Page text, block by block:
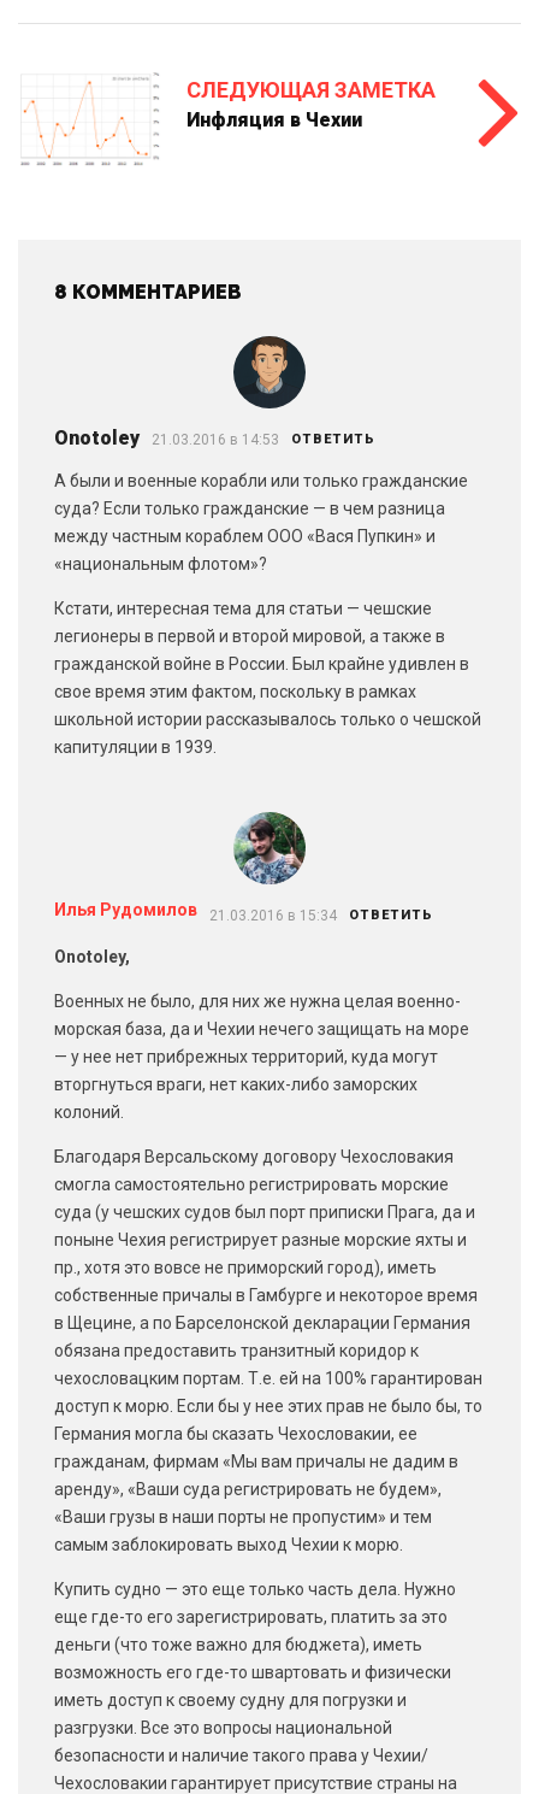
СЛЕДУЮЩАЯ ЗАМЕТКА
Инфляция в Чехии
8 КОММЕНТАРИЕВ
Onotoley 21.03.2016 в 14:53 ОТВЕТИТЬ
А были и военные корабли или только гражданские
суда? Если только гражданские — в чем разница
между частным кораблем ООО «Вася Пупкин» и
«национальным флотом»?
Кстати, интересная тема для статьи — чешские
легионеры в первой и второй мировой, а также в
гражданской войне в России. Был крайне удивлен в
свое время этим фактом, поскольку в рамках
школьной истории рассказывалось только о чешской
капитуляции в 1939.
Илья Рудомилов 21.03.2016 в 15:34 ОТВЕТИТЬ
Onotoley,
Военных не было, для них же нужна целая военно-
морская база, да и Чехии нечего защищать на море
— у нее нет прибрежных территорий, куда могут
вторгнуться враги, нет каких-либо заморских
колоний.
Благодаря Версальскому договору Чехословакия
смогла самостоятельно регистрировать морские
суда (у чешских судов был порт приписки Прага, да и
поныне Чехия регистрирует разные морские яхты и
пр., хотя это вовсе не приморский город), иметь
собственные причалы в Гамбурге и некоторое время
в Щецине, а по Барселонской декларации Германия
обязана предоставить транзитный коридор к
чехословацким портам. Т.е. ей на 100% гарантирован
доступ к морю. Если бы у нее этих прав не было бы, то
Германия могла бы сказать Чехословакии, ее
гражданам, фирмам «Мы вам причалы не дадим в
аренду», «Ваши суда регистрировать не будем»,
«Ваши грузы в наши порты не пропустим» и тем
самым заблокировать выход Чехии к морю.
Купить судно — это еще только часть дела. Нужно
еще где-то его зарегистрировать, платить за это
деньги (что тоже важно для бюджета), иметь
возможность его где-то швартовать и физически
иметь доступ к своему судну для погрузки и
разгрузки. Все это вопросы национальной
безопасности и наличие такого права у Чехии/
Чехословакии гарантирует присутствие страны на